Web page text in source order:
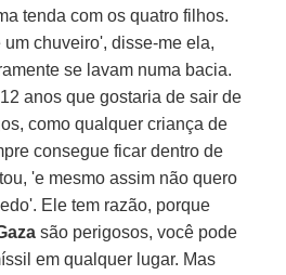
tenda com os quatro filhos.
chuveiro', disse-me ela,
se lavam numa bacia.
anos que gostaria de sair de
como qualquer criança de
consegue ficar dentro de
'e mesmo assim não quero
Ele tem razão, porque
são perigosos, você pode
em qualquer lugar. Mas